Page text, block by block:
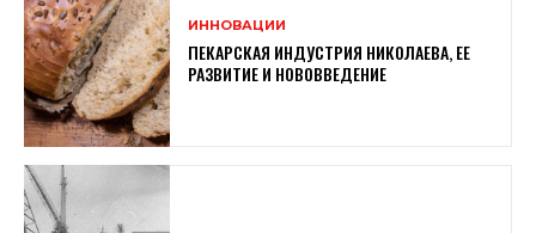
ИННОВАЦИИ
ПЕКАРСКАЯ ИНДУСТРИЯ НИКОЛАЕВА, ЕЕ
РАЗВИТИЕ И НОВОВВЕДЕНИЕ